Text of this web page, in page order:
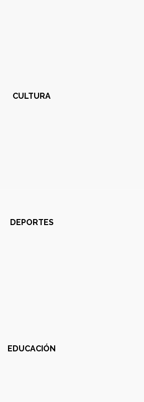
CULTURA
DEPORTES
EDUCACIÓN